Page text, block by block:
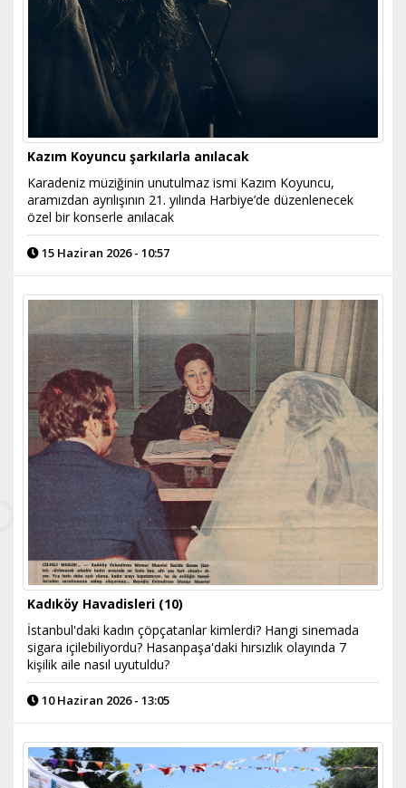
Kazım Koyuncu şarkılarla anılacak
Karadeniz müziğinin unutulmaz ismi Kazım Koyuncu,
aramızdan ayrılışının 21. yılında Harbiye’de düzenlenecek
özel bir konserle anılacak
15 Haziran 2026 - 10:57
Kadıköy Havadisleri (10)
İstanbul'daki kadın çöpçatanlar kimlerdi? Hangi sinemada
sigara içilebiliyordu? Hasanpaşa'daki hırsızlık olayında 7
kişilik aile nasıl uyutuldu?
10 Haziran 2026 - 13:05